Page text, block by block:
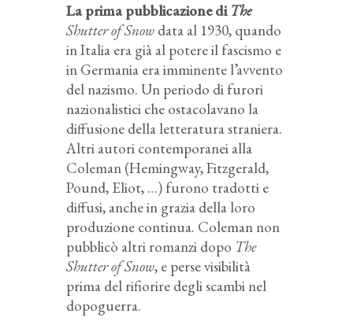
La prima pubblicazione di The
Shutter of Snow data al 1930, quando
in Italia era già al potere il fascismo e
in Germania era imminente l’avvento
del nazismo. Un periodo di furori
nazionalistici che ostacolavano la
diffusione della letteratura straniera.
Altri autori contemporanei alla
Coleman (Hemingway, Fitzgerald,
Pound, Eliot, …) furono tradotti e
diffusi, anche in grazia della loro
produzione continua. Coleman non
pubblicò altri romanzi dopo The
Shutter of Snow, e perse visibilità
prima del rifiorire degli scambi nel
dopoguerra.